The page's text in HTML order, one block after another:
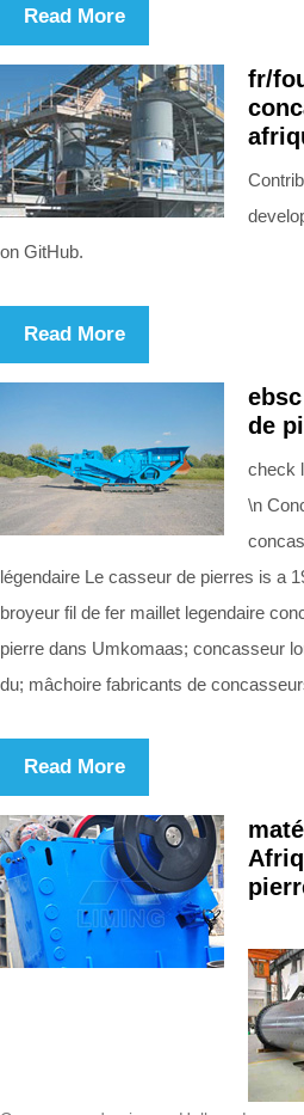
Read More
fr/
on GitHub.
Read More
de
check
\n
légendaire Le casseur de pierres is a
broyeur fil de fer maillet legendaire
pierre dans Umkomaas; concasseur
du; mâchoire fabricants de
Read More